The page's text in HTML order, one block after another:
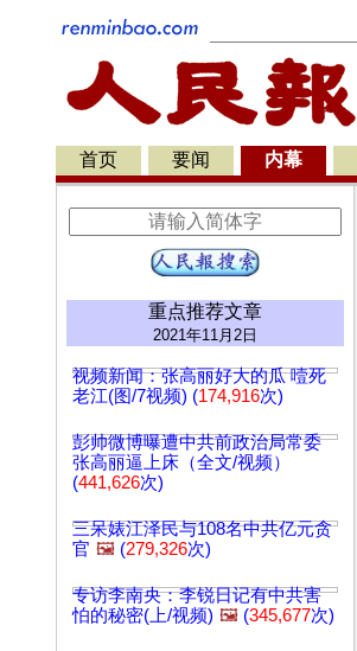
首页 要闻 内幕
重点推荐文章
2021年11月2日
视频新闻：张高丽好大的瓜 噎死
老江(图/7视频) (174,916次)
彭帅微博曝遭中共前政治局常委
张高丽逼上床（全文/视频）
(441,626次)
三呆婊江泽民与108名中共亿元贪
官 🖼️ (279,326次)
专访李南央：李锐日记有中共害
怕的秘密(上/视频) 🖼️ (345,677次)